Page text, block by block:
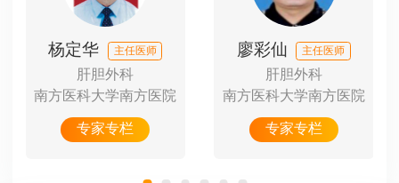
杨定华 主任医师
肝胆外科
南方医科大学南方医院
专家专栏
廖彩仙 主任医师
肝胆外科
南方医科大学南方医院
专家专栏